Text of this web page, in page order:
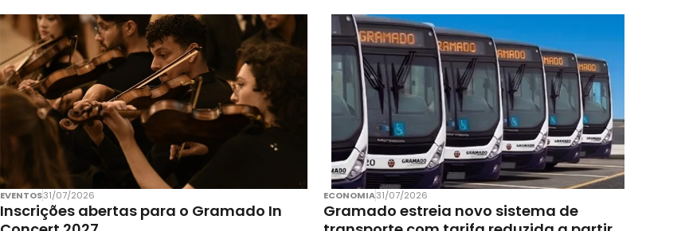
EVENTOS31/07/2026
Inscrições abertas para o Gramado In
ECONOMIA31/07/2026
Gramado estreia novo sistema de